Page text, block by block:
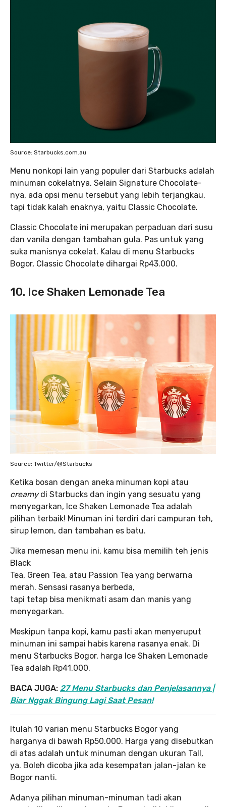
Source: Starbucks.com.au
Menu nonkopi lain yang populer dari Starbucks adalah
minuman cokelatnya. Selain Signature Chocolate-
nya, ada opsi menu tersebut yang lebih terjangkau,
tapi tidak kalah enaknya, yaitu Classic Chocolate.
Classic Chocolate ini merupakan perpaduan dari susu
dan vanila dengan tambahan gula. Pas untuk yang
suka manisnya cokelat. Kalau di menu Starbucks
Bogor, Classic Chocolate dihargai Rp43.000.
10. Ice Shaken Lemonade Tea
Source: Twitter/@Starbucks
Ketika bosan dengan aneka minuman kopi atau
creamydi Starbucks dan ingin yang sesuatu yang
menyegarkan, Ice Shaken Lemonade Tea adalah
pilihan terbaik! Minuman ini terdiri dari campuran teh,
sirup lemon, dan tambahan es batu.
Jika memesan menu ini, kamu bisa memilih teh jenis
Black
Tea, Green Tea, atau Passion Tea yang berwarna
merah. Sensasi rasanya berbeda,
tapi tetap bisa menikmati asam dan manis yang
menyegarkan.
Meskipun tanpa kopi, kamu pasti akan menyeruput
minuman ini sampai habis karena rasanya enak. Di
menu Starbucks Bogor, harga Ice Shaken Lemonade
Tea adalah Rp41.000.
BACA JUGA: 27 Menu Starbucks dan Penjelasannya |
Biar Nggak Bingung Lagi Saat Pesan!
Itulah 10 varian menu Starbucks Bogor yang
harganya di bawah Rp50.000. Harga yang disebutkan
di atas adalah untuk minuman dengan ukuran Tall,
ya. Boleh dicoba jika ada kesempatan jalan-jalan ke
Bogor nanti.
Adanya pilihan minuman-minuman tadi akan